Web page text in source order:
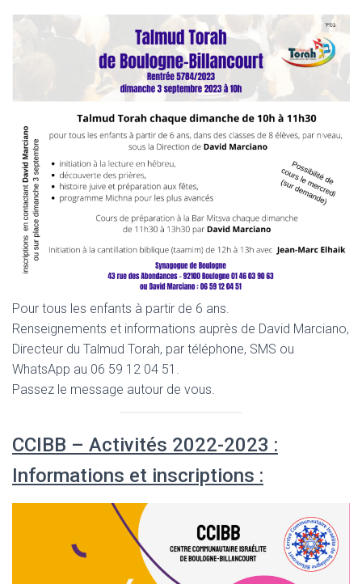
Pour tous les enfants à partir de 6 ans.
Renseignements et informations auprès de David Marciano,
Directeur du Talmud Torah, par téléphone, SMS ou
WhatsApp au 06 59 12 04 51.
Passez le message autour de vous.
CCIBB – Activités 2022-2023 :
Informations et inscriptions :